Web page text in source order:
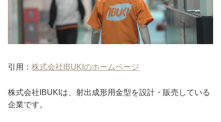
引用： 株式会社IBUKIのホームページ
株式会社IBUKIは、射出成形用金型を設計・販売している
企業です。